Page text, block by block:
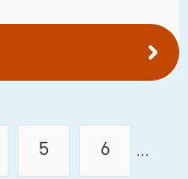
5 6 ...